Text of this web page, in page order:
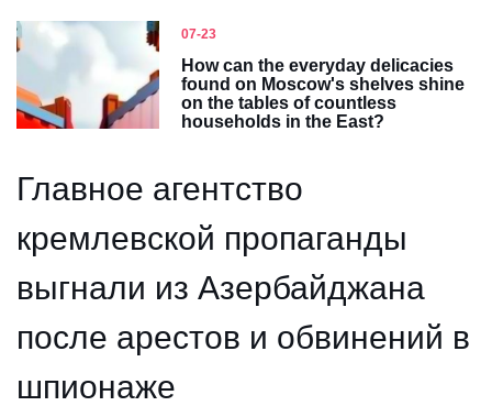
07-23
How can the everyday delicacies
found on Moscow's shelves shine
on the tables of countless
households in the East?
Главное агентство
кремлевской пропаганды
выгнали из Азербайджана
после арестов и обвинений в
шпионаже